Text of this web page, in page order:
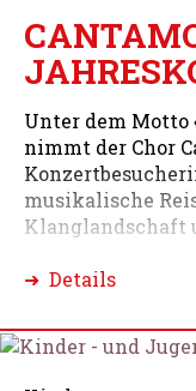
Unter dem Motto
nimmt der Chor
musikalische
Klanglandschaft
➜ Details